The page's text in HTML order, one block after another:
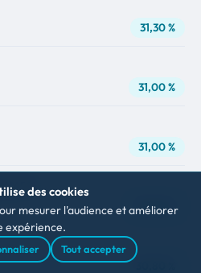
31,30 %
31,00 %
31,00 %
16450
30,80 %
des cookies
mesurer l'audience et améliorer
expérience.
Tout accepter